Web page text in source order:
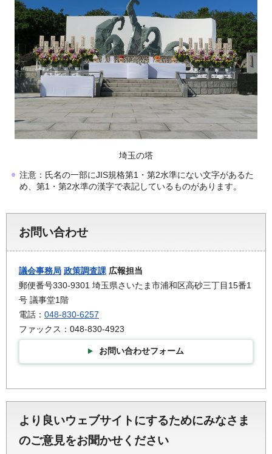
埼玉の塔
注意：氏名の一部にJIS規格第1・第2水準にない文字があるた
め、第1・第2水準の漢字で表記しているものがあります。
お問い合わせ
議会事務局 政策調査課 広報担当
郵便番号330-9301 埼玉県さいたま市浦和区高砂三丁目15番1
号 議事堂1階
電話： 048-830-6257
ファックス：048-830-4923
お問い合わせフォーム
より良いウェブサイトにするためにみなさま
のご意見をお聞かせください